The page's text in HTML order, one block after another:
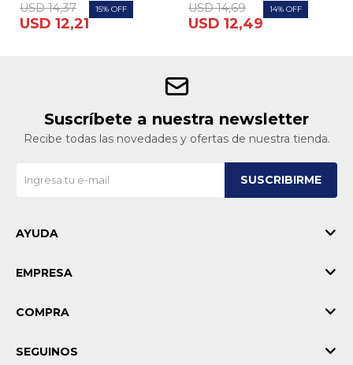
USD 12,21
USD 14,37 15
USD 12,49
USD 14,69 14
Suscríbete a nuestra newsletter
Recibe todas las novedades y ofertas de nuestra tienda.
SUSCRIBIRME
AYUDA
EMPRESA
COMPRA
SEGUINOS